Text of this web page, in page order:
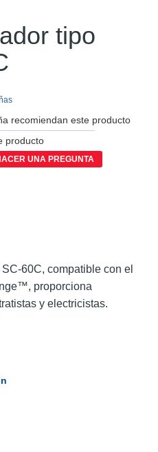
tipo
recomiendan este producto
producto
UNA PREGUNTA
60C, compatible con el
proporciona
y electricistas.